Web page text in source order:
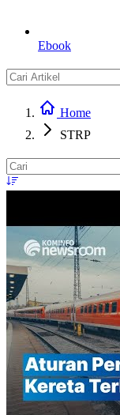
Ebook
Home
STRP